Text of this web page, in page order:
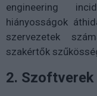
engineering
hiányosságok
szervezetek
szakértők
2.